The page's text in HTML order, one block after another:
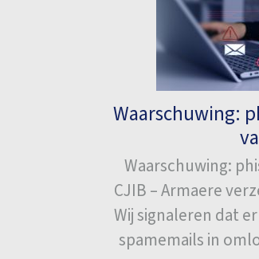
Waarschuwing:
Waarschuwing:
CJIB – Armaere
Wij signaleren dat
spamemails in